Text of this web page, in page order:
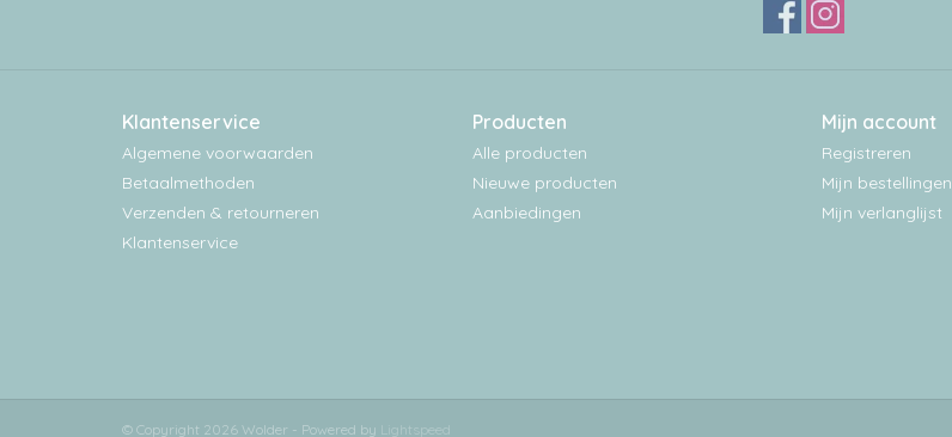
Klantenservice
Algemene voorwaarden
Betaalmethoden
Verzenden & retourneren
Klantenservice
Producten
Alle producten
Nieuwe producten
Aanbiedingen
Mijn account
Registreren
Mijn bestellingen
Mijn verlanglijst
© Copyright 2026 Wolder - Powered by Lightspeed